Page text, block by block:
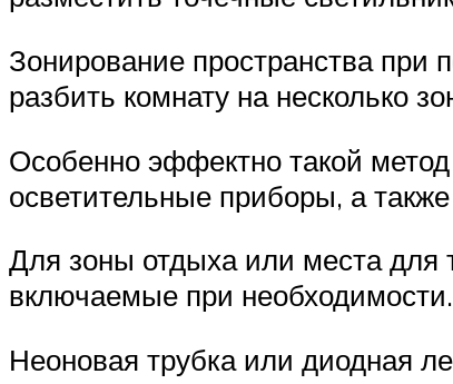
Зонирование пространства
разбить комнату на несколько
Особенно эффектно такой
осветительные приборы, а
Для зоны отдыха или места для
включаемые при необходимости.
Неоновая трубка или диодная